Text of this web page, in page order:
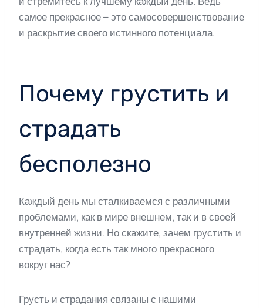
самое прекрасное – это самосовершенствование
и раскрытие своего истинного потенциала.
Почему грустить и
страдать
бесполезно
Каждый день мы сталкиваемся с различными
проблемами, как в мире внешнем, так и в своей
внутренней жизни. Но скажите, зачем грустить и
страдать, когда есть так много прекрасного
вокруг нас?
Грусть и страдания связаны с нашими